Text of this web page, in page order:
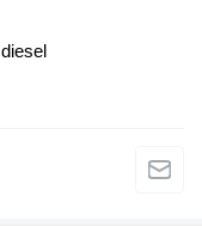
diesel